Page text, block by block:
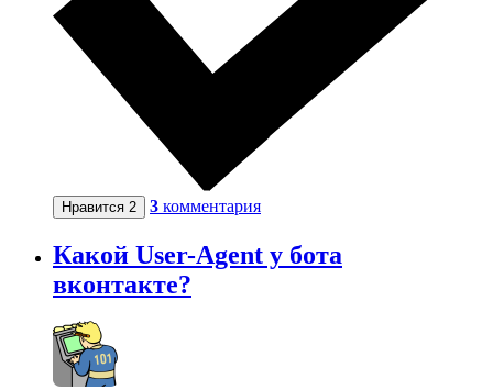
Нравится 2 3 комментария
Какой User-Agent у бота
вконтакте?